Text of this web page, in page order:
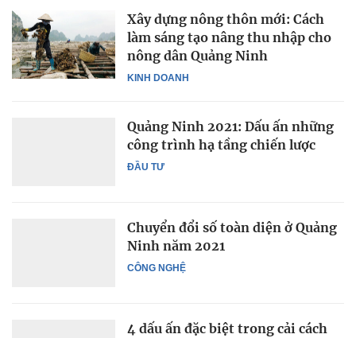
KINH DOANH
Xây dựng nông thôn mới: Cách
làm sáng tạo nâng thu nhập cho
nông dân Quảng Ninh
ĐẦU TƯ
Quảng Ninh 2021: Dấu ấn những
công trình hạ tầng chiến lược
CÔNG NGHỆ
Chuyển đổi số toàn diện ở Quảng
Ninh năm 2021
4 dấu ấn đặc biệt trong cải cách